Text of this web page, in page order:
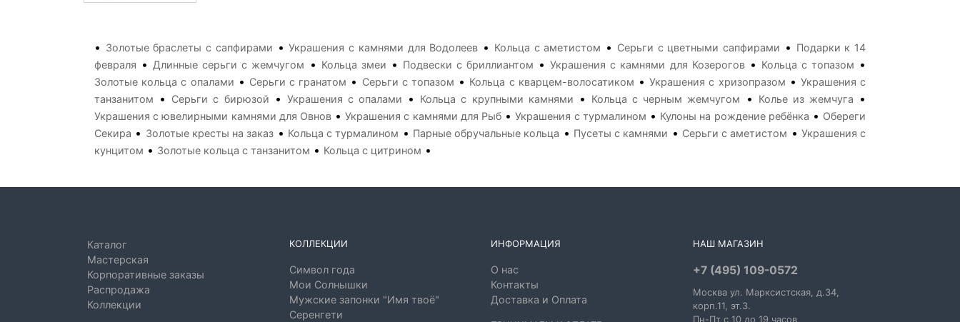
• Золотые браслеты с сапфирами •Украшения с камнями для Водолеев • Кольца с аметистом • Серьги с цветными сапфирами • Подарки к 14
февраля •Длинные серьги с жемчугом • Кольца змеи • Подвески с бриллиантом •Украшения с камнями для Козерогов• Кольца с топазом •
Золотые кольца с опалами • Серьги с гранатом • Серьги с топазом • Кольца с кварцем-волосатиком •Украшения с хризопразом • Украшения с
танзанитом
• Серьги с бирюзой • Украшения с опалами • Кольца с крупными камнями • Кольца с черным жемчугом • Колье из жемчуга •
Украшения с ювелирными камнями для Овнов•Украшения с камнями для Рыб •Украшения с турмалином • Кулоны на рождение ребёнка • Обереги
Секира • Золотые кресты на заказ • Кольца с турмалином • Парные обручальные кольца • Пусеты с камнями • Серьги с аметистом • Украшения с
кунцитом • Золотые кольца с танзанитом • Кольца с цитрином •
Каталог
Мастерская
Корпоративные заказы
Распродажа
Коллекции
КОЛЛЕКЦИИ
Символ года
Мои Солнышки
Мужские запонки "Имя твоё"
Серенгети
ИНФОРМАЦИЯ
О нас
Контакты
Доставка и Оплата
НАШ МАГАЗИН
+7 (495) 109-0572
Москва ул. Марксистская, д.34,
корп.11, эт.3.
Пн-Пт c 10 до 19 часов